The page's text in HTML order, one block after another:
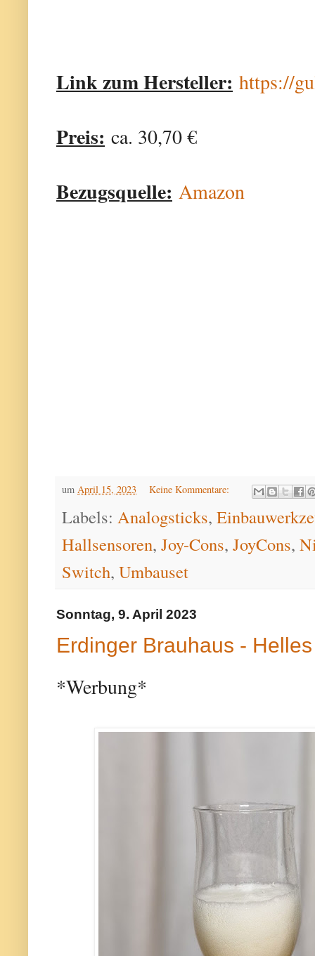
Link zum Hersteller: https://
Preis: ca. 30,70 €
Bezugsquelle: Amazon
um April 15, 2023 Keine Kommentare:
Labels: Analogsticks,
Hallsensoren, Joy-Cons, JoyCons,
Switch, Umbauset
Sonntag, 9. April 2023
Erdinger Brauhaus - Helles
*Werbung*